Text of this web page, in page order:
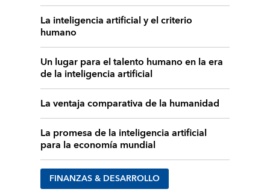
La inteligencia artificial y el criterio
humano
Un lugar para el talento humano en la era
de la inteligencia artificial
La ventaja comparativa de la humanidad
La promesa de la inteligencia artificial
para la economía mundial
FINANZAS & DESARROLLO